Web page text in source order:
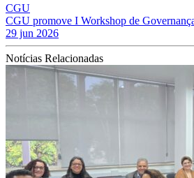
CGU
CGU promove I Workshop de
29 jun 2026
Notícias Relacionadas